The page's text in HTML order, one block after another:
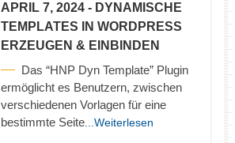
APRIL 7, 2024 - DYNAMISCHE
TEMPLATES IN WORDPRESS
ERZEUGEN & EINBINDEN
Das “HNP Dyn Template” Plugin
ermöglicht es Benutzern, zwischen
verschiedenen Vorlagen für eine
bestimmte Seite ...Weiterlesen